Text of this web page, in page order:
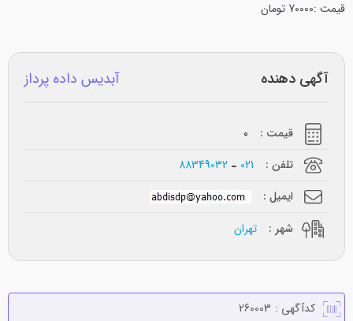
قیمت :70000 تومان
آگهی دهنده آبدیس داده پرداز
قیمت :
0
تلفن :
021
88349032
ایمیل :
شهر :
تهران
کدآگهی : 260003